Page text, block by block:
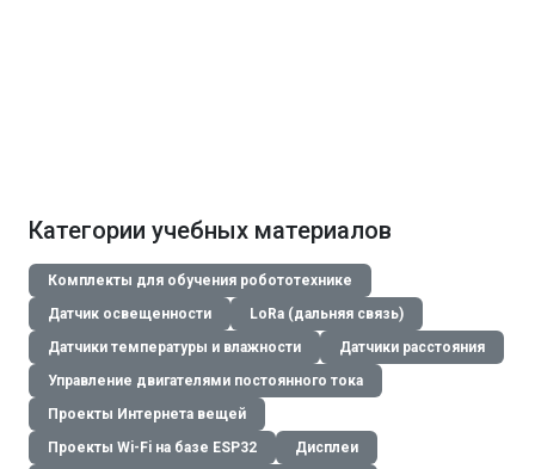
Категории учебных материалов
Комплекты для обучения робототехнике
Датчик освещенности
LoRa (дальняя связь)
Датчики температуры и влажности
Датчики расстояния
Управление двигателями постоянного тока
Проекты Интернета вещей
Проекты Wi-Fi на базе ESP32
Дисплеи